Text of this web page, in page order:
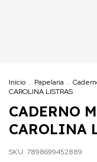
Início . Papelaria .
CAROLINA LISTRAS
CADERNO
CAROLINA
SKU: 7898699452889